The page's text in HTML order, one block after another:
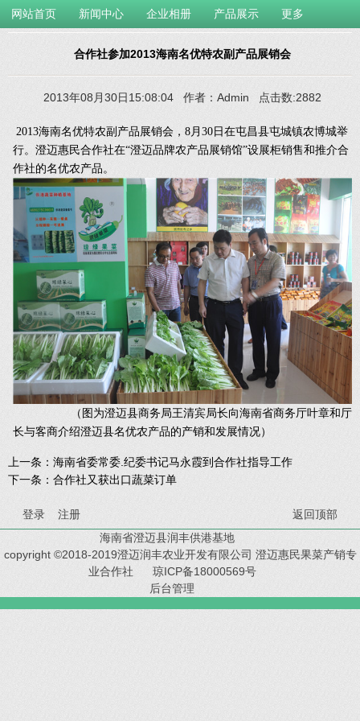
网站首页 新闻中心 企业相册 产品展示 更多
合作社参加2013海南名优特农副产品展销会
2013年08月30日15:08:04 作者：Admin 点击数:2882
2013海南名优特农副产品展销会，8月30日在屯昌县屯城镇农博城举
行。澄迈惠民合作社在“澄迈品牌农产品展销馆”设展柜销售和推介合
作社的名优农产品。
（图为澄迈县商务局王清宾局长向海南省商务厅叶章和厅
长与客商介绍澄迈县名优农产品的产销和发展情况）
上一条： 海南省委常委.纪委书记马永霞到合作社指导工作
下一条： 合作社又获出口蔬菜订单
登录 注册
返回顶部
海南省澄迈县润丰供港基地
copyright ©2018-2019澄迈润丰农业开发有限公司 澄迈惠民果菜产销专
业合作社
琼ICP备18000569号
后台管理